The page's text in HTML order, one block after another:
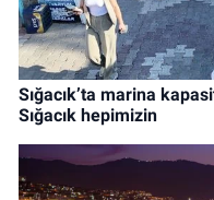
Sığacık’ta marina
Sığacık hepimizin